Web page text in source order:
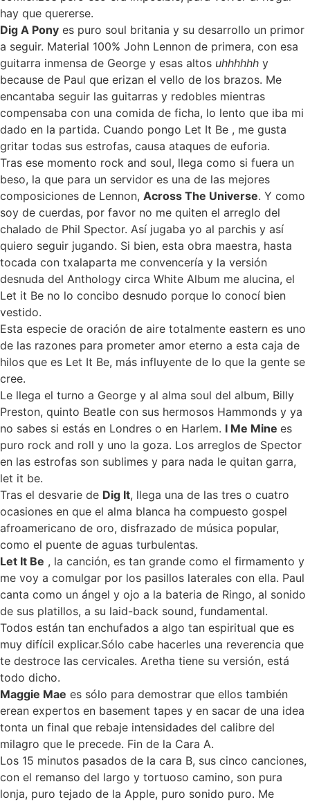
hay que quererse.
Dig A Pony es puro soul britania y su desarrollo un primor
a seguir. Material 100% John Lennon de primera, con esa
guitarra inmensa de George y esas altos uhhhhhh y
because de Paul que erizan el vello de los brazos. Me
encantaba seguir las guitarras y redobles mientras
compensaba con una comida de ficha, lo lento que iba mi
dado en la partida. Cuando pongo Let It Be , me gusta
gritar todas sus estrofas, causa ataques de euforia.
Tras ese momento rock and soul, llega como si fuera un
beso, la que para un servidor es una de las mejores
composiciones de Lennon, Across The Universe. Y como
soy de cuerdas, por favor no me quiten el arreglo del
chalado de Phil Spector. Así jugaba yo al parchis y así
quiero seguir jugando. Si bien, esta obra maestra, hasta
tocada con txalaparta me convencería y la versión
desnuda del Anthology circa White Album me alucina, el
Let it Be no lo concibo desnudo porque lo conocí bien
vestido.
Esta especie de oración de aire totalmente eastern es uno
de las razones para prometer amor eterno a esta caja de
hilos que es Let It Be, más influyente de lo que la gente se
cree.
Le llega el turno a George y al alma soul del album, Billy
Preston, quinto Beatle con sus hermosos Hammonds y ya
no sabes si estás en Londres o en Harlem. I Me Mine es
puro rock and roll y uno la goza. Los arreglos de Spector
en las estrofas son sublimes y para nada le quitan garra,
let it be.
Tras el desvarie de Dig It, llega una de las tres o cuatro
ocasiones en que el alma blanca ha compuesto gospel
afroamericano de oro, disfrazado de música popular,
como el puente de aguas turbulentas.
Let It Be , la canción, es tan grande como el firmamento y
me voy a comulgar por los pasillos laterales con ella. Paul
canta como un ángel y ojo a la bateria de Ringo, al sonido
de sus platillos, a su laid-back sound, fundamental.
Todos están tan enchufados a algo tan espiritual que es
muy difícil explicar.Sólo cabe hacerles una reverencia que
te destroce las cervicales. Aretha tiene su versión, está
todo dicho.
Maggie Mae es sólo para demostrar que ellos también
erean expertos en basement tapes y en sacar de una idea
tonta un final que rebaje intensidades del calibre del
milagro que le precede. Fin de la Cara A.
Los 15 minutos pasados de la cara B, sus cinco canciones,
con el remanso del largo y tortuoso camino, son pura
lonja, puro tejado de la Apple, puro sonido puro. Me